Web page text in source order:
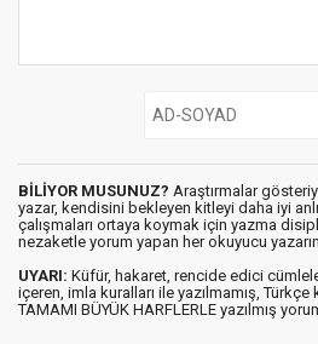
BİLİYOR MUSUNUZ? Araştırmalar
yazar, kendisini bekleyen kitleyi daha iyi
çalışmaları ortaya koymak için yazma
nezaketle yorum yapan her okuyucu
UYARI: Küfür, hakaret, rencide edici
içeren, imla kuralları ile yazılmamış,
TAMAMI BÜYÜK HARFLERLE yazılmış